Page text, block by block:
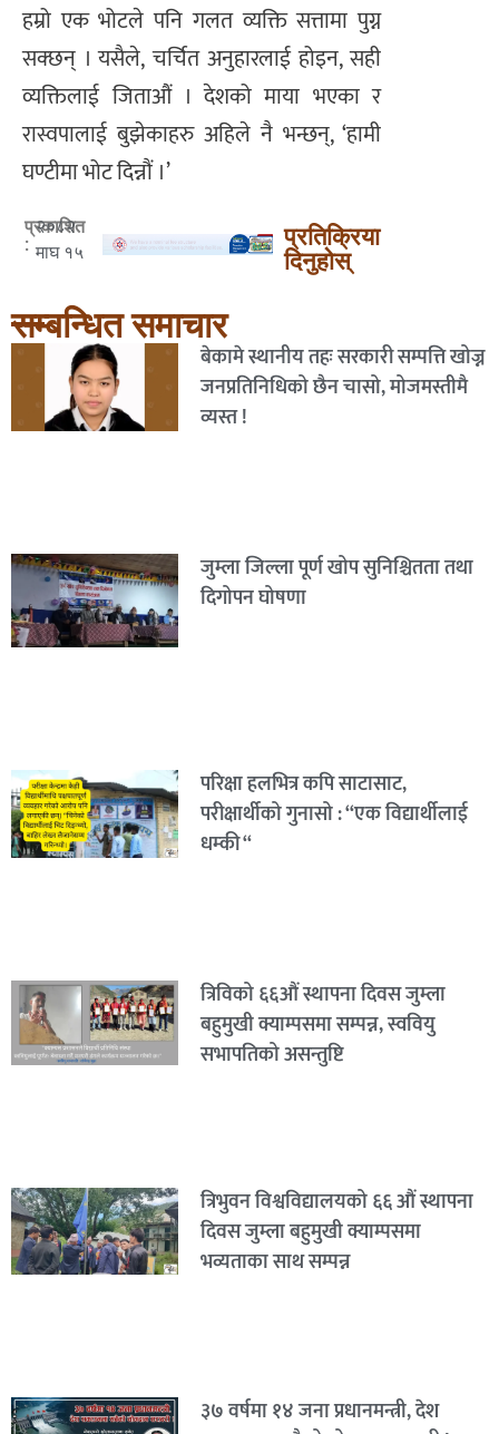
हम्रो एक भोटले पनि गलत व्यक्ति सत्तामा पुग्न
सक्छन् । यसैले, चर्चित अनुहारलाई होइन, सही
व्यक्तिलाई जिताऔं । देशको माया भएका र
रास्वपालाई बुझेकाहरु अहिले नै भन्छन्, ‘हामी
घण्टीमा भोट दिन्नौं ।’
प्रकाशित
:
२०८२
माघ १५
प्रतिक्रिया
दिनुहोस्
सम्बन्धित समाचार
बेकामे स्थानीय तहः सरकारी सम्पत्ति खोज्न
जनप्रतिनिधिको छैन चासो, मोजमस्तीमै
व्यस्त !
जुम्ला जिल्ला पूर्ण खोप सुनिश्चितता तथा
दिगोपन घोषणा
परिक्षा हलभित्र कपि साटासाट,
परीक्षार्थीको गुनासो : “एक विद्यार्थीलाई
धम्की “
त्रिविको ६६औं स्थापना दिवस जुम्ला
बहुमुखी क्याम्पसमा सम्पन्न, स्ववियु
सभापतिको असन्तुष्टि
त्रिभुवन विश्वविद्यालयको ६६ औं स्थापना
दिवस जुम्ला बहुमुखी क्याम्पसमा
भव्यताका साथ सम्पन्न
३७ वर्षमा १४ जना प्रधानमन्त्री, देश